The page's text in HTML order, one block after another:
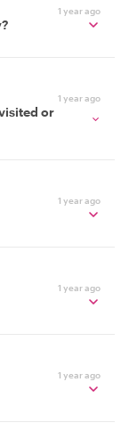
1 year ago
1 year ago
or
1 year ago
1 year ago
1 year ago